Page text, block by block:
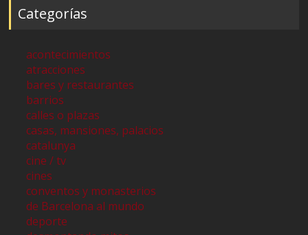
Categorías
acontecimientos
atracciones
bares y restaurantes
barrios
calles o plazas
casas, mansiones, palacios
catalunya
cine / tv
cines
conventos y monasterios
de Barcelona al mundo
deporte